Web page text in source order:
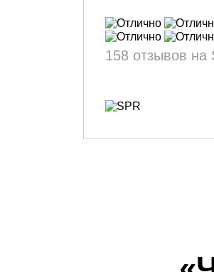
158 отзывов на